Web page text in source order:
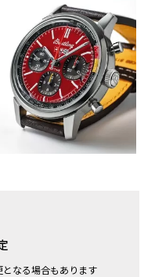
なる場合もあります